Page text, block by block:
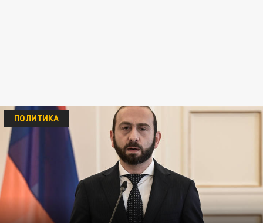
ПОЛИТИКА